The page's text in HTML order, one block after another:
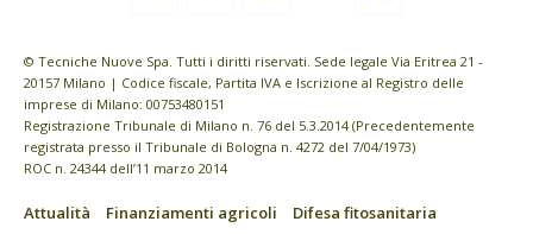
© Tecniche Nuove Spa. Tutti i diritti riservati. Sede legale Via Eritrea 21 -
20157 Milano | Codice fiscale, Partita IVA e Iscrizione al Registro delle
imprese di Milano: 00753480151
Registrazione Tribunale di Milano n. 76 del 5.3.2014 (Precedentemente
registrata presso il Tribunale di Bologna n. 4272 del 7/04/1973)
ROC n. 24344 dell’11 marzo 2014
Attualità Finanziamenti agricoli
Difesa fitosanitaria